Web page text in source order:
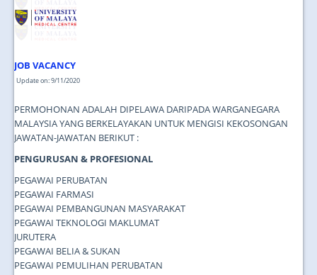
JOB VACANCY
Update on: 9/11/2020
PERMOHONAN ADALAH DIPELAWA DARIPADA WARGANEGARA
MALAYSIA YANG BERKELAYAKAN UNTUK MENGISI KEKOSONGAN
JAWATAN-JAWATAN BERIKUT :
PENGURUSAN & PROFESIONAL
PEGAWAI PERUBATAN
PEGAWAI FARMASI
PEGAWAI PEMBANGUNAN MASYARAKAT
PEGAWAI TEKNOLOGI MAKLUMAT
JURUTERA
PEGAWAI BELIA & SUKAN
PEGAWAI PEMULIHAN PERUBATAN